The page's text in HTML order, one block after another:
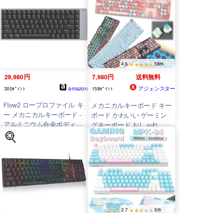
ード 8000mAhバッテリー
メカニカルキーボード
NKRO ホットスワップ対応
RGBバックライト付き
29,980円
300ﾎﾟｲﾝﾄ amazon
Flow2 ロープロファイル キ
ー メカニカルキーボード -
アルミニウム合金ボディ・
Pulseタクタイルスイッチ
搭載 充電式ワイヤレス3モ
Windows/MacOS用、英语
配列 技適認証取得 (スペー
スグレイ, 84)
7,980円 送料無料
158ﾎﾟｲﾝﾄ アジェンスター
4.6 58件
メカニカルキーボード キー
ボード かわいい ゲーミン
グキーボード おしゃれ ゲ
ーミング USB接続 レトロ
打ち安い タイプライター
メカニカル キーボード 青
軸 バックライト 光る 口紅
可愛い おしゃれ タイピン
グ テンキー
2.7 3件